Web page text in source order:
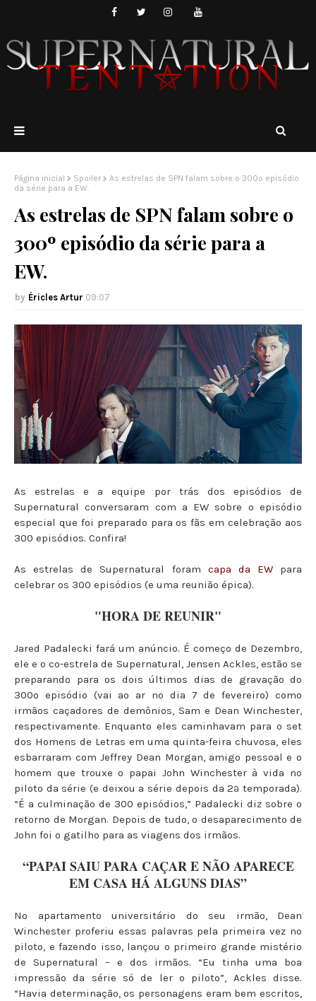
Página inicial Spoiler
As estrelas de SPN falam sobre o 300º episódio
da série para a EW.
As estrelas de SPN falam sobre o
300º episódio da série para a
EW.
Éricles Artur 09:07
As estrelas e a equipe por trás dos episódios de
Supernatural conversaram com a EW sobre o episódio
especial que foi preparado para os fãs em celebração aos
300 episódios. Confira!
As estrelas de Supernatural foram capa da EWpara
celebrar os 300 episódios (e uma reunião épica).
"HORA DE REUNIR"
Jared Padalecki fará um anúncio. É começo de Dezembro,
ele e o co-estrela de Supernatural, Jensen Ackles, estão se
preparando para os dois últimos dias de gravação do
300º episódio (vai ao ar no dia 7 de fevereiro) como
irmãos caçadores de demônios, Sam e Dean Winchester,
respectivamente. Enquanto eles caminhavam para o set
dos Homens de Letras em uma quinta-feira chuvosa, eles
esbarraram com Jeffrey Dean Morgan, amigo pessoal e o
homem que trouxe o papai John Winchester à vida no
piloto da série (e deixou a série depois da 2ª temporada).
“É a culminação de 300 episódios,” Padalecki diz sobre o
retorno de Morgan. Depois de tudo, o desaparecimento de
John foi o gatilho para as viagens dos irmãos.
“PAPAI SAIU PARA CAÇAR E NÃO APARECE
EM CASA HÁ ALGUNS DIAS”
No apartamento universitário do seu irmão, Dean
Winchester proferiu essas palavras pela primeira vez no
piloto, e fazendo isso, lançou o primeiro grande mistério
de Supernatural – e dos irmãos. “Eu tinha uma boa
impressão da série só de ler o piloto”, Ackles disse.
“Havia determinação, os personagens eram bem escritos,